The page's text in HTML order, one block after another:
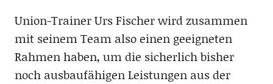
Union-Trainer Urs Fischer wird zusammen
mit seinem Team also einen geeigneten
Rahmen haben, um die sicherlich bisher
noch ausbaufähigen Leistungen aus der